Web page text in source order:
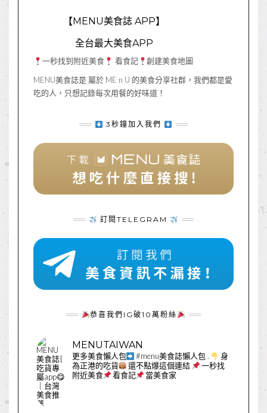
【MENU美食誌 APP】
全台最大美食APP
一秒找到附近美食 看食記
創建美食地圖
MENU美食誌是 屬於 ME n U 的美食分享社群，我們都是愛
吃的人，只想記錄每次用餐的好味道！
3秒鐘加入我們
訂閱TELEGRAM
恭喜我們IG破10萬粉絲
MENUTAIWAN
更多美食懶人包 #menu美食誌懶人包.
身
為正港的吃貨
還不點爆這個連結
一秒找
附近美食
看食記 當美食家